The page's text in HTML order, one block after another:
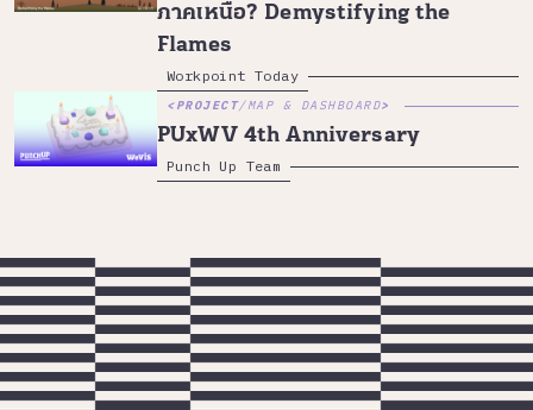
ภาคเหนือ? Demystifying the
Flames
Workpoint Today
PROJECT/MAP & DASHBOARD
PUxWV 4th Anniversary
Punch Up Team